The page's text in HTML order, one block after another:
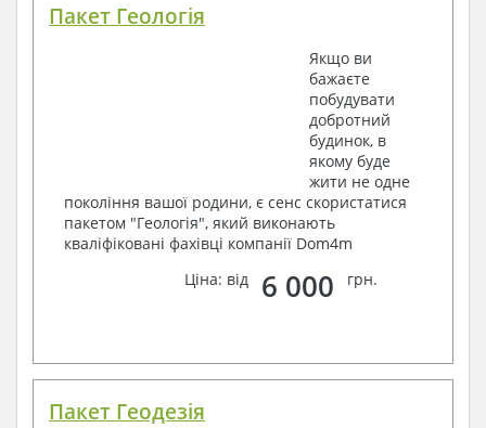
Пакет Геологія
Якщо ви
бажаєте
побудувати
добротний
будинок, в
якому буде
жити не одне
покоління вашої родини, є сенс скористатися
пакетом "Геологія", який виконають
кваліфіковані фахівці компанії Dom4m
Ціна: від
6 000 грн.
Пакет Геодезія